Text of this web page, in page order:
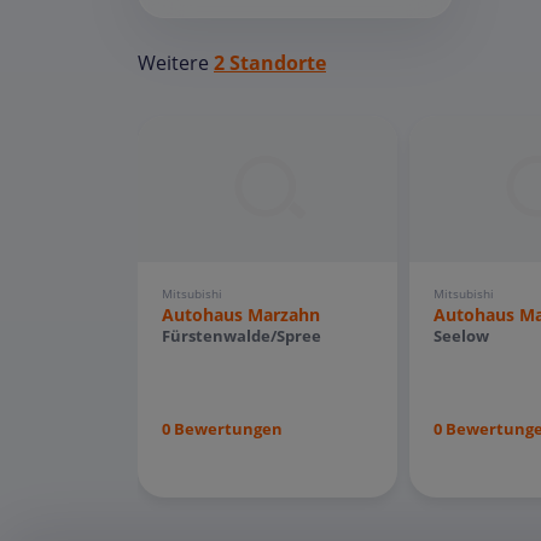
Weitere 2 Standorte
Mitsubishi
Autohaus Marzahn
Fürstenwalde/Spree
0 Bewertungen
Mitsubishi
Autohaus
Seelow
0